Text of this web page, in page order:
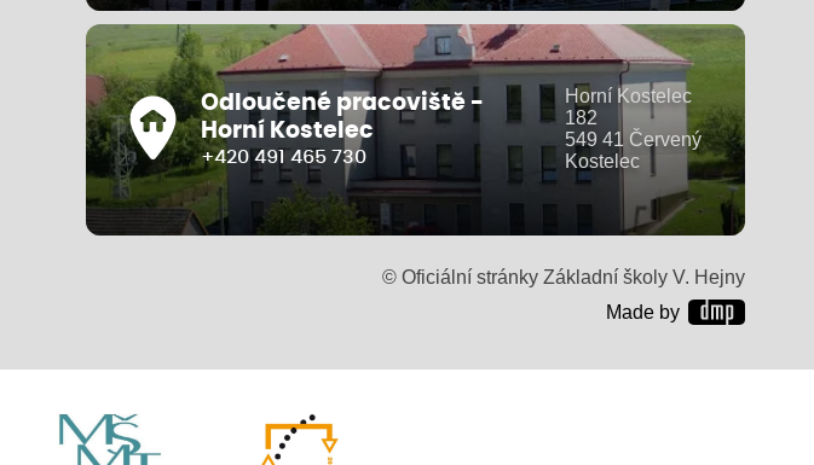
Odloučené pracoviště -
Horní Kostelec
+420 491 465 730
Horní Kostelec
182
549 41 Červený
Kostelec
© Oficiální stránky Základní školy V. Hejny
Made by